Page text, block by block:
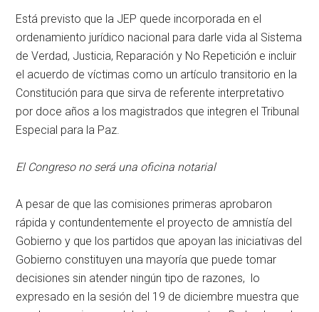
Está previsto que la JEP quede incorporada en el
ordenamiento jurídico nacional para darle vida al Sistema
de Verdad, Justicia, Reparación y No Repetición e incluir
el acuerdo de víctimas como un artículo transitorio en la
Constitución para que sirva de referente interpretativo
por doce años a los magistrados que integren el Tribunal
Especial para la Paz.
El Congreso no será una oficina notarial
A pesar de que las comisiones primeras aprobaron
rápida y contundentemente el proyecto de amnistía del
Gobierno y que los partidos que apoyan las iniciativas del
Gobierno constituyen una mayoría que puede tomar
decisiones sin atender ningún tipo de razones, lo
expresado en la sesión del 19 de diciembre muestra que